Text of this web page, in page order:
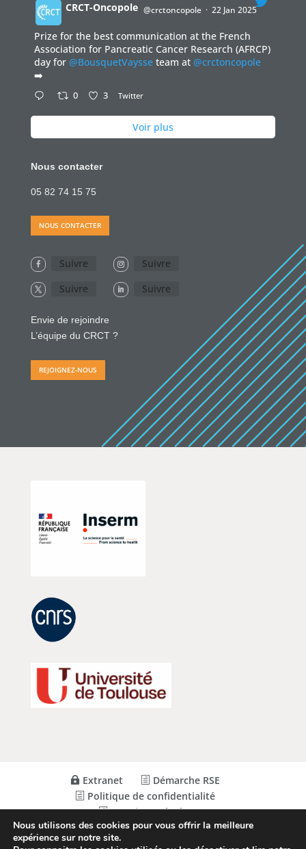
;
CRCT-Oncopole @crctoncopole · 22 Jan 2025
Prize for the best communication at the French
Association for Pancreatic Cancer Research (AFRCP)
day for @BousquetVaysseteam at @crctoncopole
➡️
0 3 Twitter
Voir plus
Nous contacter
05 82 74 15 75
NOUS CONTACTER
Suivre
Suivre
Suivre
Suivre
Envie de rejoindre
L’équipe du CRCT ?
REJOIGNEZ-NOUS
Extranet
Démarche RSE
Politique de confidentialité
Mentions Légales
Nous utilisons des cookies pour vous offrir la meilleure
expérience sur notre site.